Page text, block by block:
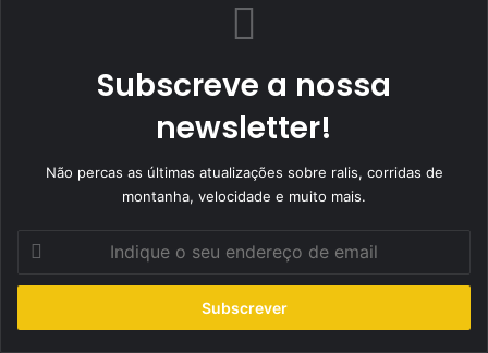
Subscreve a nossa
newsletter!
Não percas as últimas atualizações sobre ralis, corridas de
montanha, velocidade e muito mais.
seu
de